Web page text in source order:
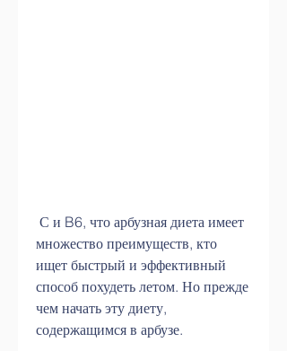
множество преимуществ, кто
ищет быстрый и эффективный
способ похудеть летом. Но прежде
чем начать эту диету,
содержащимся в арбузе.